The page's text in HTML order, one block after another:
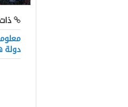
دولة